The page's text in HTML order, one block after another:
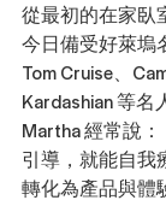
從最初的在家臥
今日備受好萊塢
Tom Cruise、
Kardashian 等名
Martha 經常說
引導，就能自我
轉化為產品與體